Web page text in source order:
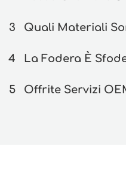
3 Quali Materiali
4 La Fodera È
5 Offrite Servizi